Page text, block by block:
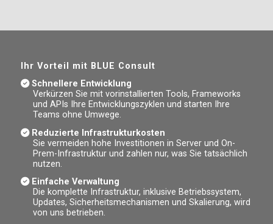
Ihr Vorteil mit BLUE Consult
Schnellere Entwicklung
Verkürzen Sie mit vorinstallierten Tools, Frameworks
und APIs Ihre Entwicklungszyklen und starten Ihre
Teams ohne Umwege.
Reduzierte Infrastrukturkosten
Sie vermeiden hohe Investitionen in Server und On-
Prem-Infrastruktur und zahlen nur, was Sie tatsächlich
nutzen.
Einfache Verwaltung
Die komplette Infrastruktur, inklusive Betriebssystem,
Updates, Sicherheitsmechanismen und Skalierung, wird
von uns betrieben.